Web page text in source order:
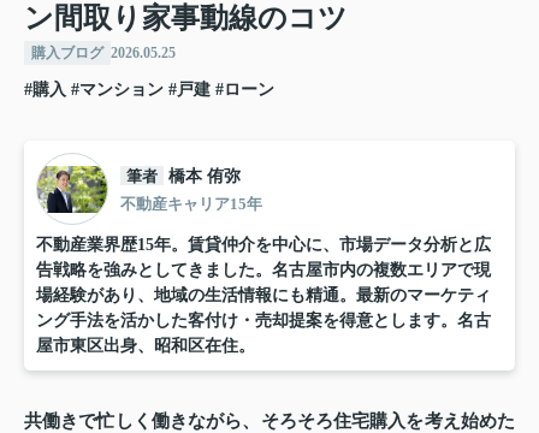
ン間取り家事動線のコツ
購入ブログ 2026.05.25
#購入 #マンション #戸建 #ローン
筆者 橋本 侑弥
不動産キャリア15年
不動産業界歴15年。賃貸仲介を中心に、市場データ分析と広
告戦略を強みとしてきました。名古屋市内の複数エリアで現
場経験があり、地域の生活情報にも精通。最新のマーケティ
ング手法を活かした客付け・売却提案を得意とします。名古
屋市東区出身、昭和区在住。
共働きで忙しく働きながら、そろそろ住宅購入を考え始めた